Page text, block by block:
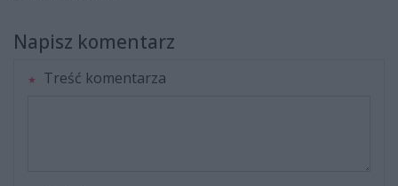
Napisz komentarz
Treść komentarza